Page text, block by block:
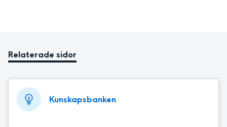
Relaterade sidor
Kunskapsbanken